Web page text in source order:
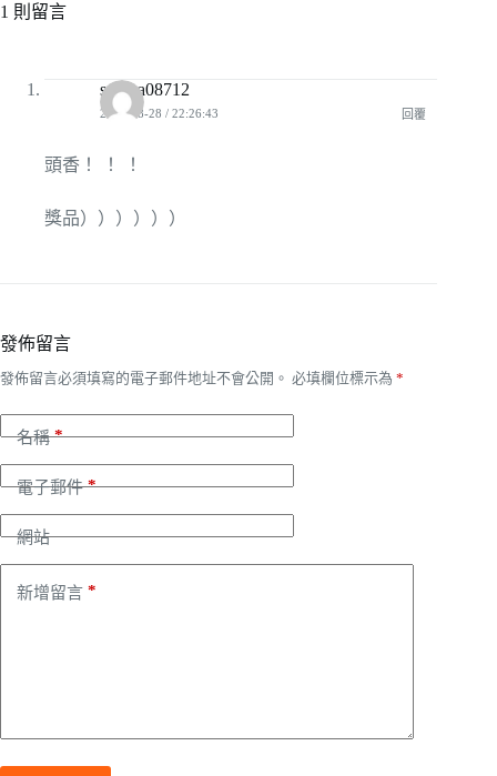
1 則留言
sakura08712
2010-08-28 / 22:26:43 回覆
頭香！ ！ ！
獎品））））））
發佈留言
發佈留言必須填寫的電子郵件地址不會公開。 必填欄位標示為 *
名稱*
電子郵件*
網站
新增留言 *